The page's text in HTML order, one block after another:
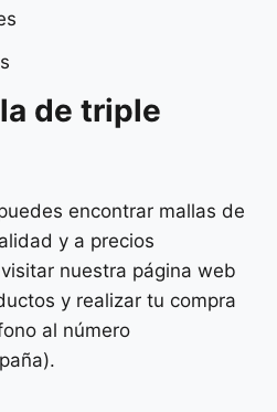
de triple
encontrar mallas de
y a precios
nuestra página web
y realizar tu compra
al número